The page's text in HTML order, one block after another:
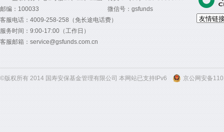
邮编：100033
微信号：gsfunds
客服电话：4009-258-258（免长途电话费）
服务时间：9:00-17:00（工作日）
客服邮箱：service@gsfunds.com.cn
©版权所有 2014 国寿安保基金管理有限公司 本网站已支持IPv6 京公网安备